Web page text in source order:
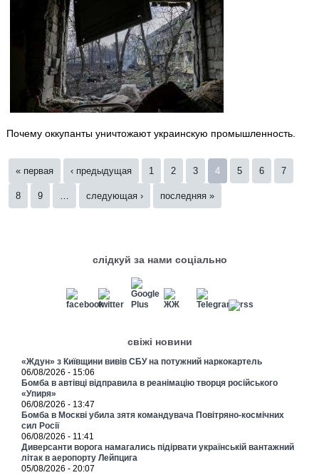
Почему оккупанты уничтожают украинскую промышленность.
Страницы
« первая ‹ предыдущая 1 2 3 4 5 6 7
8 9 … следующая › последняя »
слідкуй за нами соціально
свіжі новини
«Ждун» з Київщини вивів СБУ на потужний наркокартель
06/08/2026 - 15:06
Бомба в автівці відправила в реанімацію творця російського
«Упиря»
06/08/2026 - 13:47
Бомба в Москві убила зятя командувача Повітряно-космічних
сил Росії
06/08/2026 - 11:41
Диверсанти ворога намагались підірвати українській вантажний
літак в аеропорту Лейпцига
05/08/2026 - 20:07